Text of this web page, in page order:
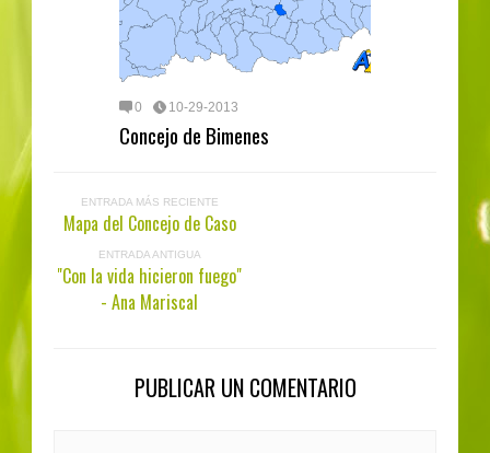
0 10-29-2013
Concejo de Bimenes
ENTRADA MÁS RECIENTE
Mapa del Concejo de Caso
ENTRADA ANTIGUA
"Con la vida hicieron fuego"
- Ana Mariscal
PUBLICAR UN COMENTARIO